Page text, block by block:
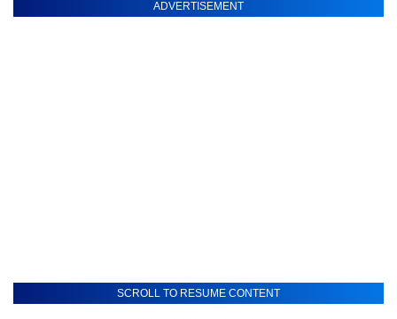
ADVERTISEMENT
SCROLL TO RESUME CONTENT